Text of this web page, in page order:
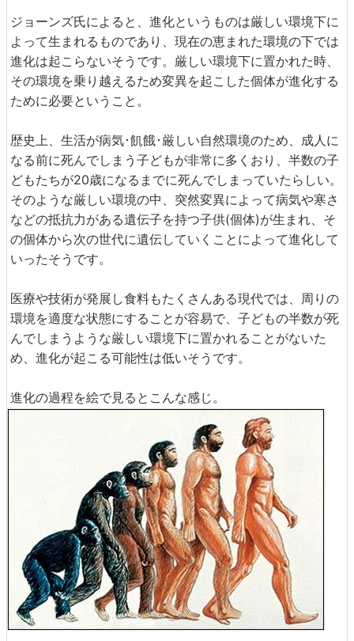
ジョーンズ氏によると、進化というものは厳しい環境下に
よって生まれるものであり、現在の恵まれた環境の下では
進化は起こらないそうです。厳しい環境下に置かれた時、
その環境を乗り越えるため変異を起こした個体が進化する
ために必要ということ。
歴史上、生活が病気･飢餓･厳しい自然環境のため、成人に
なる前に死んでしまう子どもが非常に多くおり、半数の子
どもたちが20歳になるまでに死んでしまっていたらしい。
そのような厳しい環境の中、突然変異によって病気や寒さ
などの抵抗力がある遺伝子を持つ子供(個体)が生まれ、そ
の個体から次の世代に遺伝していくことによって進化して
いったそうです。
医療や技術が発展し食料もたくさんある現代では、周りの
環境を適度な状態にすることが容易で、子どもの半数が死
んでしまうような厳しい環境下に置かれることがないた
め、進化が起こる可能性は低いそうです。
進化の過程を絵で見るとこんな感じ。